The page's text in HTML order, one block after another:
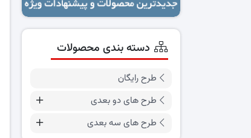
دسته بندی محصولات
طرح رایگان
طرح های دو بعدی
طرح های سه بعدی